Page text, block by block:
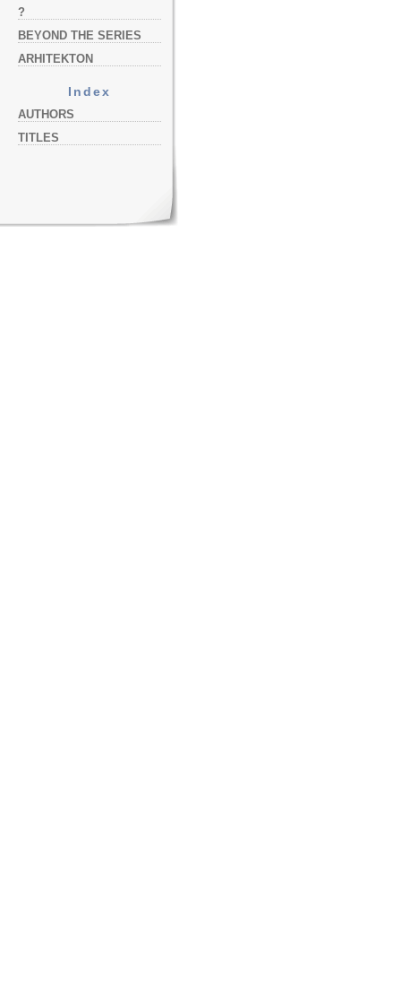
?
BEYOND THE SERIES
ARHITEKTON
Index
AUTHORS
TITLES